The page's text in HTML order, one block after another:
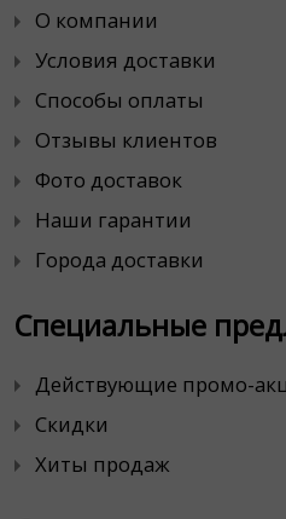
О компании
Условия доставки
Способы оплаты
Отзывы клиентов
Фото доставок
Наши гарантии
Города доставки
Специальные
Действующие промо-
Скидки
Хиты продаж